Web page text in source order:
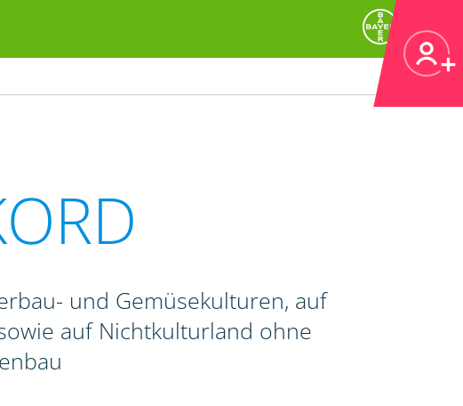
und Gemüsekulturen, auf
auf Nichtkulturland ohne